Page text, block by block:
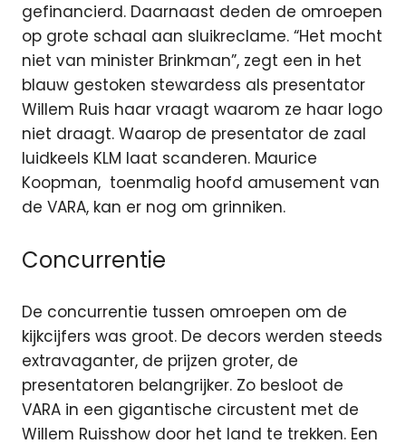
gefinancierd. Daarnaast deden de omroepen
op grote schaal aan sluikreclame. “Het mocht
niet van minister Brinkman”, zegt een in het
blauw gestoken stewardess als presentator
Willem Ruis haar vraagt waarom ze haar logo
niet draagt. Waarop de presentator de zaal
luidkeels KLM laat scanderen. Maurice
Koopman, toenmalig hoofd amusement van
de VARA, kan er nog om grinniken.
Concurrentie
De concurrentie tussen omroepen om de
kijkcijfers was groot. De decors werden steeds
extravaganter, de prijzen groter, de
presentatoren belangrijker. Zo besloot de
VARA in een gigantische circustent met de
Willem Ruisshow door het land te trekken. Een